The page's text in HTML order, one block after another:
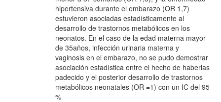
hipertensiva durante el embarazo (OR 1,7)
estuvieron asociadas estadísticamente al
desarrollo de trastornos metabólicos en los
neonatos. En el caso de la edad materna mayor
de 35años, infección urinaria materna y
vaginosis en el embarazo, no se pudo demostrar
asociación estadística entre el hecho de haberlas
padecido y el posterior desarrollo de trastornos
metabólicos neonatales (OR =1) con un IC del 95
%